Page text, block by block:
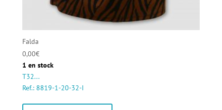
Falda
0,00€
1 en stock
T32...
Ref.: 8819-1-20-32-I